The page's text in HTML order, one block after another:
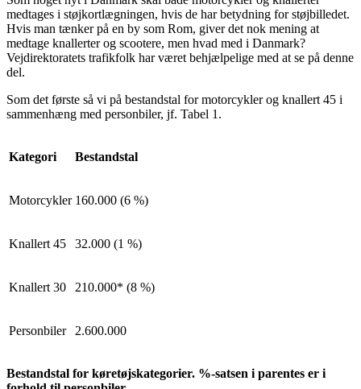
medtages i støjkortlægningen, hvis de har betydning for støjbilledet.
Hvis man tænker på en by som Rom, giver det nok mening at
medtage knallerter og scootere, men hvad med i Danmark?
Vejdirektoratets trafikfolk har været behjælpelige med at se på denne
del.
Som det første så vi på bestandstal for motorcykler og knallert 45 i
sammenhæng med personbiler, jf. Tabel 1.
Kategori Bestandstal
Motorcykler 160.000 (6 %)
Knallert 45 32.000 (1 %)
Knallert 30 210.000* (8 %)
Personbiler 2.600.000
Bestandstal for køretøjskategorier. %-satsen i parentes er i